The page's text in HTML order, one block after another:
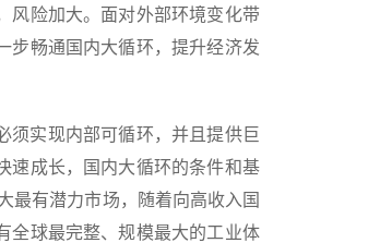
风险加大。面对外部环境变化带
步畅通国内大循环，提升经济发
须实现内部可循环，并且提供巨
速成长，国内大循环的条件和基
最有潜力市场，随着向高收入国
全球最完整、规模最大的工业体